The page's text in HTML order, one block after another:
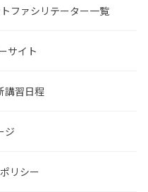
ファシリテーター一覧
サイト
講習日程
ジ
リシー